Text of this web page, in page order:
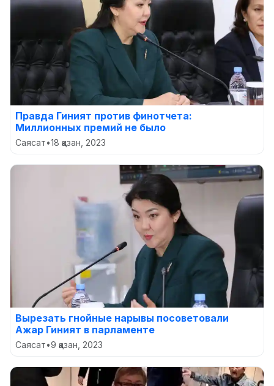
Правда Гиният против финотчета:
Миллионных премий не было
Саясат•18 қазан, 2023
Вырезать гнойные нарывы посоветовали
Ажар Гиният в парламенте
Саясат•9 қазан, 2023